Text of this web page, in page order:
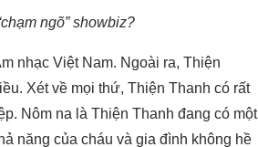
ngõ” showbiz?
nhạc Việt Nam. Ngoài ra, Thiện
Xét về mọi thứ, Thiện Thanh có rất
Nôm na là Thiện Thanh đang có một
năng của cháu và gia đình không hề